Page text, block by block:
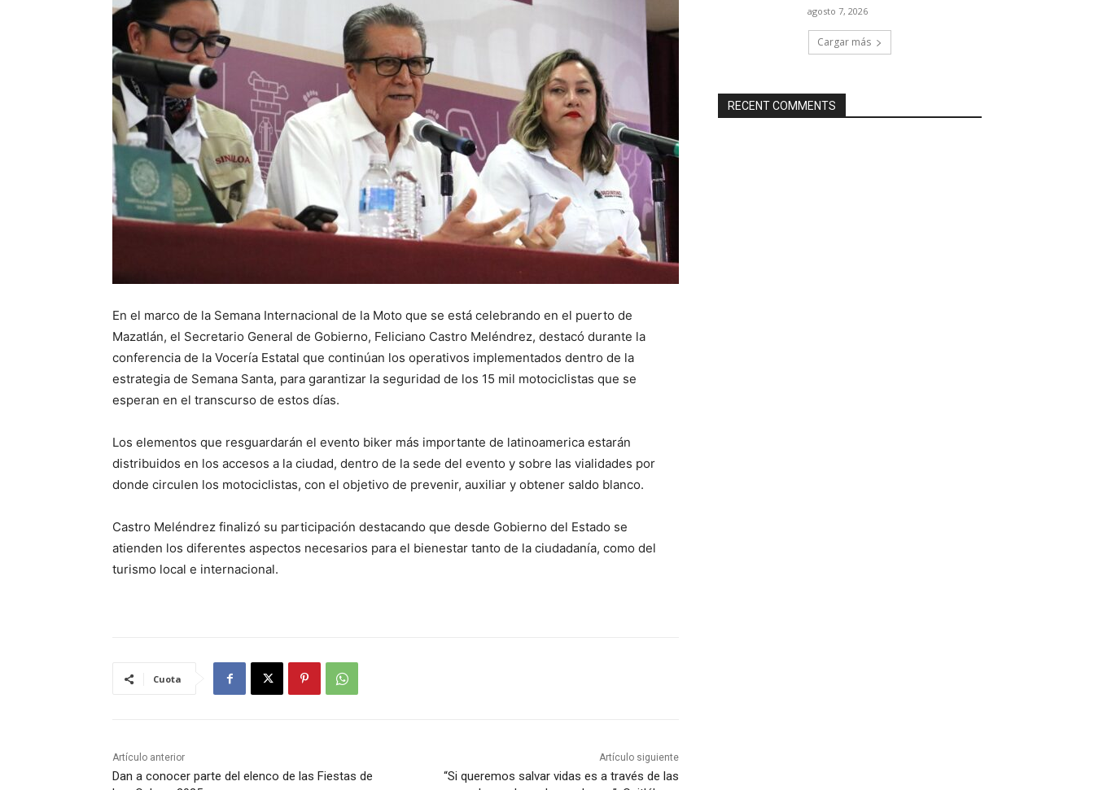
En el marco de la Semana Internacional de la Moto que se está celebrando en el puerto de
Mazatlán, el Secretario General de Gobierno, Feliciano Castro Meléndrez, destacó durante la
conferencia de la Vocería Estatal que continúan los operativos implementados dentro de la
estrategia de Semana Santa, para garantizar la seguridad de los 15 mil motociclistas que se
esperan en el transcurso de estos días.
Los elementos que resguardarán el evento biker más importante de latinoamerica estarán
distribuidos en los accesos a la ciudad, dentro de la sede del evento y sobre las vialidades por
donde circulen los motociclistas, con el objetivo de prevenir, auxiliar y obtener saldo blanco.
Castro Meléndrez finalizó su participación destacando que desde Gobierno del Estado se
atienden los diferentes aspectos necesarios para el bienestar tanto de la ciudadanía, como del
turismo local e internacional.
Cuota
Artículo anterior
Dan a conocer parte del elenco de las Fiestas de
Artículo siguiente
“Si queremos salvar vidas es a través de las
agosto 7, 2026
Cargar más
RECENT COMMENTS